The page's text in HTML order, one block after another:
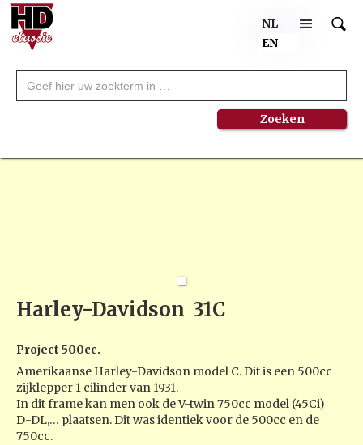
NL
EN
Harley-Davidson 31C
Project 500cc.
Amerikaanse Harley-Davidson model C. Dit is een 500cc
zijklepper 1 cilinder van 1931.
In dit frame kan men ook de V-twin 750cc model (45Ci)
D-DL,… plaatsen. Dit was identiek voor de 500cc en de
750cc.